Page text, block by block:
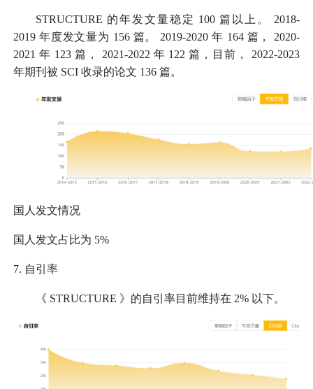
STRUCTURE 的年发文量稳定 100 篇以上。
2018-
2019 年度发文量为 156 篇。 2019-2020 年 164 篇，
2020-
2021 年 123 篇， 2021-2022 年 122 篇，目前，
2022-2023
年期刊被 SCI 收录的论文 136 篇。
国人发文情况
国人发文占比为 5%
7. 自引率
《 STRUCTURE 》的自引率目前维持在 2% 以下。